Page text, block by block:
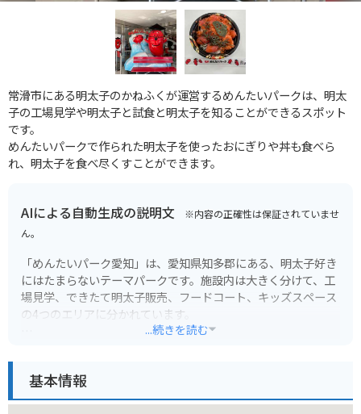
常滑市にある明太子のかねふくが運営するめんたいパークは、明太
子の工場見学や明太子と試食と明太子を知ることができるスポット
です。
めんたいパークで作られた明太子を使ったおにぎりや丼も食べら
れ、明太子を食べ尽くすことができます。
AIによる自動生成の説明文 ※内容の正確性は保証されていませ
ん。
「めんたいパーク愛知」は、愛知県知多郡にある、明太子好き
にはたまらないテーマパークです。施設内は大きく分けて、工
場見学、できたて明太子販売、フードコート、キッズスペース
の4つのエリアに分かれています。
を見ることができるので、大人から子供まで楽しむことができ
ます。
...続きを読む
基本情報